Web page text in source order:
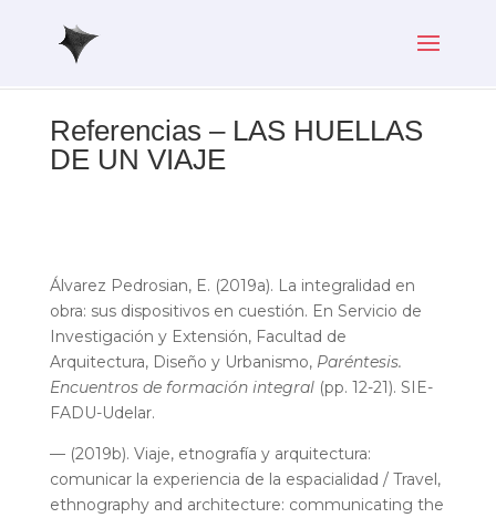
Referencias – LAS HUELLAS
DE UN VIAJE
Álvarez Pedrosian, E. (2019a). La integralidad en
obra: sus dispositivos en cuestión. En Servicio de
Investigación y Extensión, Facultad de
Arquitectura, Diseño y Urbanismo, Paréntesis.
Encuentros de formación integral(pp. 12-21). SIE-
FADU-Udelar.
— (2019b). Viaje, etnografía y arquitectura:
comunicar la experiencia de la espacialidad / Travel,
ethnography and architecture: communicating the